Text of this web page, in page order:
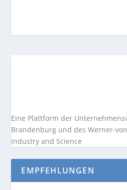
Eine Plattform der
Brandenburg und des Werner-
Industry and Science
EMPFEHLUNGEN